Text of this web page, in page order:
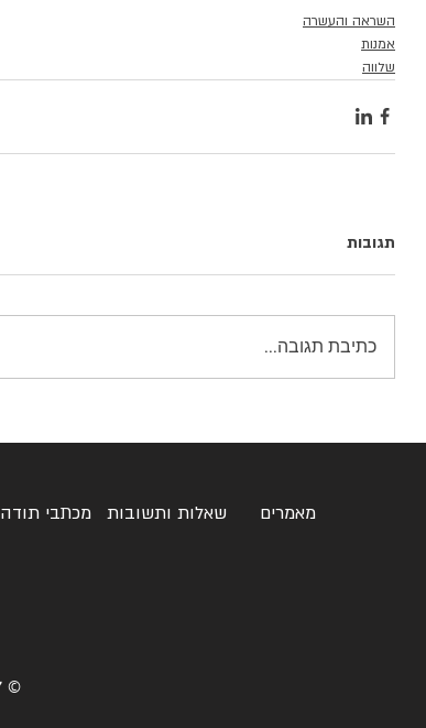
השראה והעשרה
אמנות
שלווה
תגובות
כתיבת תגובה...
מכתבי תודה שאלות ותשובות מאמרים
© 2017 כל הזכויות שמורות רן גרין